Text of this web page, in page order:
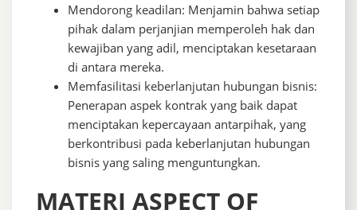
Mendorong keadilan: Menjamin bahwa setiap
pihak dalam perjanjian memperoleh hak dan
kewajiban yang adil, menciptakan kesetaraan
di antara mereka.
Memfasilitasi keberlanjutan hubungan bisnis:
Penerapan aspek kontrak yang baik dapat
menciptakan kepercayaan antarpihak, yang
berkontribusi pada keberlanjutan hubungan
bisnis yang saling menguntungkan.
MATERI ASPECT OF